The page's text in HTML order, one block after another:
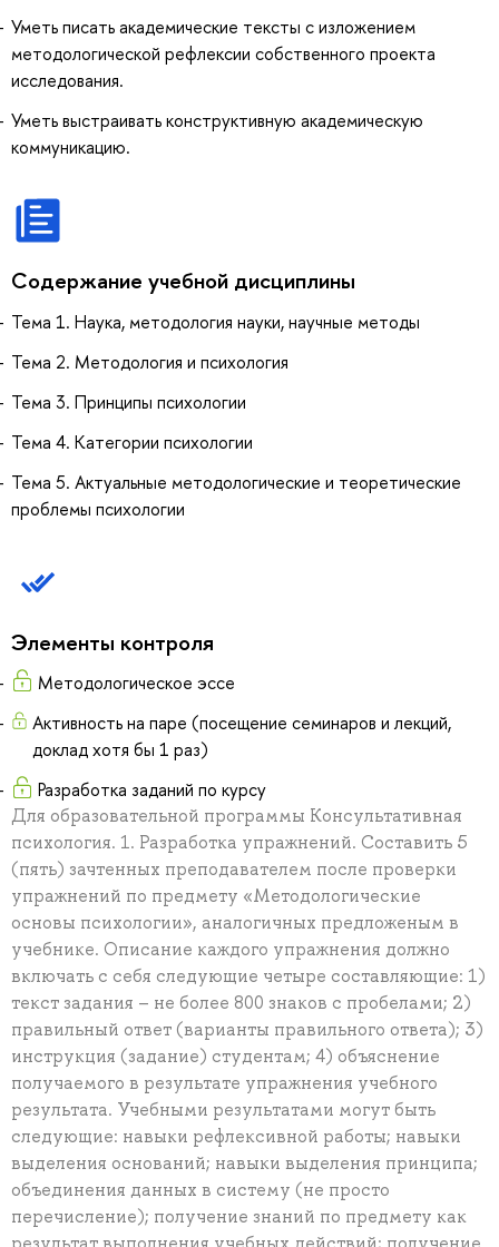
Уметь писать академические тексты с изложением
методологической рефлексии собственного проекта
исследования.
Уметь выстраивать конструктивную академическую
коммуникацию.
Содержание учебной дисциплины
Тема 1. Наука, методология науки, научные методы
Тема 2. Методология и психология
Тема 3. Принципы психологии
Тема 4. Категории психологии
Тема 5. Актуальные методологические и теоретические
проблемы психологии
Элементы контроля
Методологическое эссе
Активность на паре (посещение семинаров и лекций,
доклад хотя бы 1 раз)
Разработка заданий по курсу
Для образовательной программы Консультативная
психология. 1. Разработка упражнений. Составить 5
(пять) зачтенных преподавателем после проверки
упражнений по предмету «Методологические
основы психологии», аналогичных предложеным в
учебнике. Описание каждого упражнения должно
включать с себя следующие четыре составляющие: 1)
текст задания – не более 800 знаков с пробелами; 2)
правильный ответ (варианты правильного ответа); 3)
инструкция (задание) студентам; 4) объяснение
получаемого в результате упражнения учебного
результата. Учебными результатами могут быть
следующие: навыки рефлексивной работы; навыки
выделения оснований; навыки выделения принципа;
объединения данных в систему (не просто
перечисление); получение знаний по предмету как